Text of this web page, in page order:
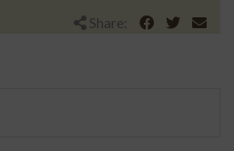
Share: